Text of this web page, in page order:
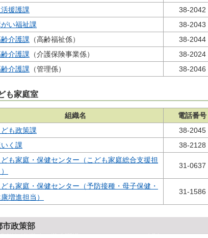
援護課
38-2042
い福祉課
38-2043
介護課 （高齢福祉係） 38-2044
介護課 （介護保険事業係） 38-2024
介護課 （管理係） 38-2046
も家庭室
組織名 電話番号
も政策課
38-2045
く課
38-2128
も家庭・保健センター（こども家庭総合支援担
31-0637
も家庭・保健センター（予防接種・母子保健・
増進担当）
31-1586
市政策部